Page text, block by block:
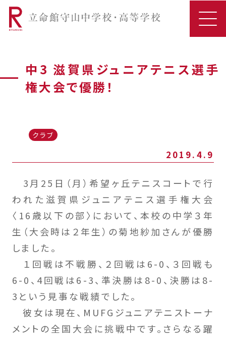
中3 滋賀県ジュニアテニス選手
権大会で優勝！
クラブ
2019.4.9
3月25日（月）希望ヶ丘テニスコートで行
われた滋賀県ジュニアテニス選手権大会
〈16歳以下の部〉において、本校の中学３年
生（大会時は２年生）の菊地紗加さんが優勝
しました。
１回戦は不戦勝、２回戦は6-0、３回戦も
6-0、4回戦は6-3、準決勝は8-0、決勝は8-
3という見事な戦績でした。
彼女は現在、MUFGジュニアテニストーナ
メントの全国大会に挑戦中です。さらなる躍